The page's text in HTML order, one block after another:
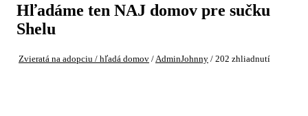
Hľadáme ten NAJ domov pre sučku
Shelu
Zvieratá na adopciu / hľadá domov / AdminJohnny / 202 zhliadnutí